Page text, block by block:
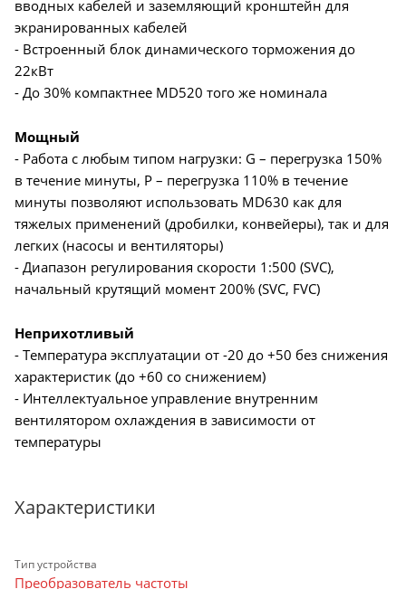
вводных кабелей и заземляющий кронштейн для
экранированных кабелей
- Встроенный блок динамического торможения до
22кВт
- До 30% компактнее MD520 того же номинала
Мощный
- Работа с любым типом нагрузки: G – перегрузка 150%
в течение минуты, P – перегрузка 110% в течение
минуты позволяют использовать MD630 как для
тяжелых применений (дробилки, конвейеры), так и для
легких (насосы и вентиляторы)
- Диапазон регулирования скорости 1:500 (SVC),
начальный крутящий момент 200% (SVC, FVC)
Неприхотливый
- Температура эксплуатации от -20 до +50 без снижения
характеристик (до +60 со снижением)
- Интеллектуальное управление внутренним
вентилятором охлаждения в зависимости от
температуры
Характеристики
Тип устройства
Преобразователь частоты